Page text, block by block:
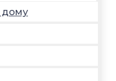
дому